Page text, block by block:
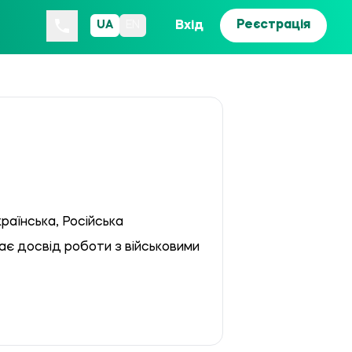
UA Вхід Реєстрація
Російська
досвід роботи з військовими